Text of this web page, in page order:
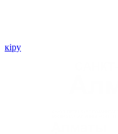
кіру